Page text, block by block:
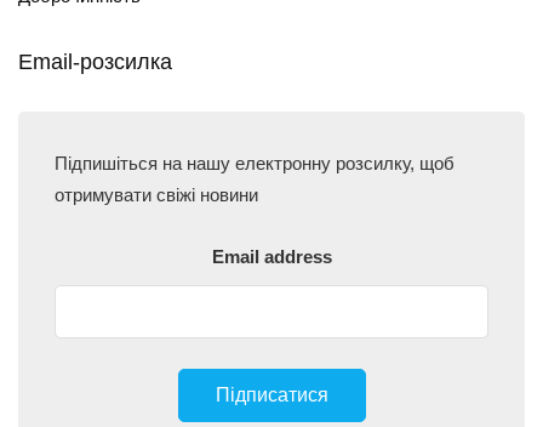
Email-розсилка
Підпишіться на нашу електронну розсилку, щоб
отримувати свіжі новини
Email address